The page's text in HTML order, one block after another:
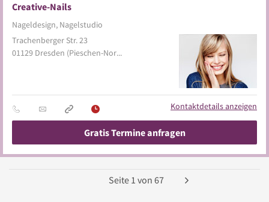
Creative-Nails
Nageldesign, Nagelstudio
Trachenberger Str. 23
01129 Dresden (Pieschen-Nord/Trachenberge)
Kontaktdetails anzeigen
Gratis Termine anfragen
Seite 1 von 67